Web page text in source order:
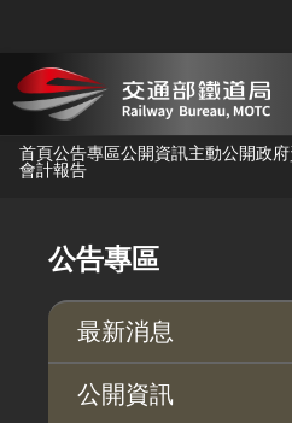
跳到主要內容
首頁公告專區公開資訊主動公開政
會計報告
公告專區
最新消息
新聞稿
公聽會
公告事項
公開資訊